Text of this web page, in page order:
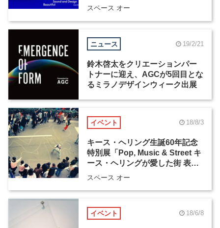
スペース オー
ニュース 19/2/21
鈴木啓太をクリエーションパー
トナーに迎え、AGCが5回目とな
るミラノデザインウィーク出展
イベント 18/8/3
キース・ヘリング生誕60年記念
特別展「Pop, Music & Street キ
ース・ヘリングが愛した街 表参
道」
スペース オー
イベント 18/6/8